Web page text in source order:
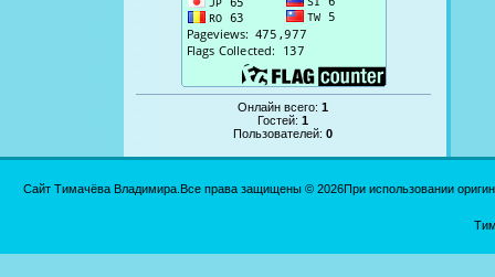
Онлайн всего:1
Гостей:1
Пользователей:0
Сайт Тимачёва Владимира.Все права защищены © 2026При использовании